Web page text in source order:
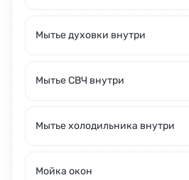
Мытье духовки внутри
Мытье СВЧ внутри
Мытье холодильника внутри
Мойка окон